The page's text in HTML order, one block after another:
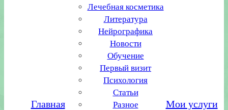
Главная
Лечебная косметика
Литература
Нейрографика
Новости
Обучение
Первый визит
Психология
Статьи
Разное
Мои услуги